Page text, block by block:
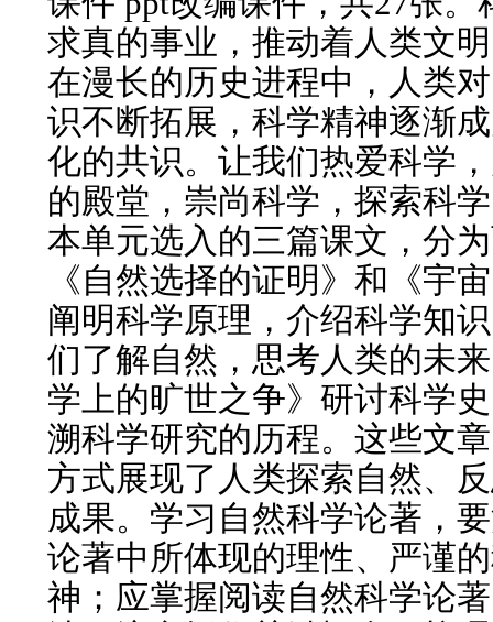
求真的事业，推动着人类文
在漫长的历史进程中，人类
识不断拓展，科学精神逐渐
化的共识。让我们热爱科学
的殿堂，崇尚科学，探索科
本单元选入的三篇课文，分
《自然选择的证明》和《宇
阐明科学原理，介绍科学知
们了解自然，思考人类的未
学上的旷世之争》研讨科学
溯科学研究的历程。这些文
方式展现了人类探索自然、
成果。学习自然科学论著，
论著中所体现的理性、严谨
神；应掌握阅读自然科学论